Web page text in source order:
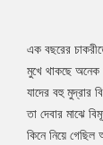
Tab
Article
এক বছরের
মুখে থাকছে
যাদের বহু মুদ্রার
তা দেবার মাঝে
কিনে নিয়ে